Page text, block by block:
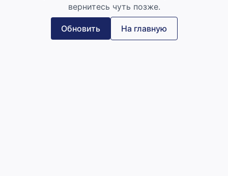
вернитесь чуть позже.
Обновить На главную